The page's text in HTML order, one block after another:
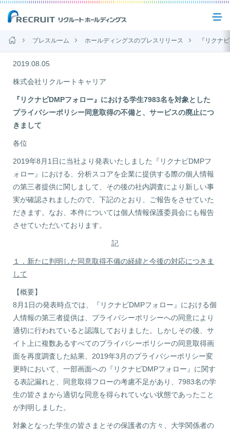
企業情報
事業紹介
サステナビリティ
IR(投資家情報)
ニュース
お問い合わせ
プレスルーム ホールディングスのプレスリリース 『リクナビDMPフォロー』における
2019.08.05
株式会社リクルートキャリア
『リクナビDMPフォロー』における学生7983名を対象とした
プライバシーポリシー同意取得の不備と、サービスの廃止につ
きまして
各位
2019年8月1日に当社より発表いたしました『リクナビDMPフ
ォロー』における、分析スコアを企業に提供する際の個人情報
の第三者提供に関しまして、その後の社内調査により新しい事
実が確認されましたので、下記のとおり、ご報告をさせていた
だきます。なお、本件については個人情報保護委員会にも報告
させていただいております。
記
１．新たに判明した同意取得不備の経緯と今後の対応につきま
して
【概要】
8月1日の発表時点では、『リクナビDMPフォロー』における個
人情報の第三者提供は、プライバシーポリシーへの同意により
適切に行われていると認識しておりました。しかしその後、サ
イト上に複数あるすべてのプライバシーポリシーの同意取得画
面を再度調査した結果、2019年3月のプライバシーポリシー変
更時において、一部画面への『リクナビDMPフォロー』に関す
る表記漏れと、同意取得フローの考慮不足があり、7983名の学
生の皆さまから適切な同意を得られていない状態であったこと
が判明しました。
対象となった学生の皆さまとその保護者の方々、大学関係者の